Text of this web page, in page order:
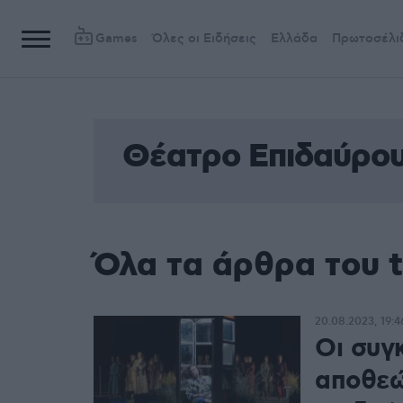
Games Όλες οι Ειδήσεις Ελλάδα
Θέατρο
Όλα τα άρθρα του
Οι
20.08.2023,